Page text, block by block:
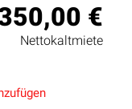
€
Nettokaltmiete